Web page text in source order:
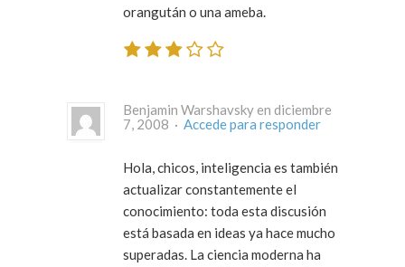
orangután o una ameba.
Benjamin Warshavsky en diciembre
7, 2008 · Accede para responder
Hola, chicos, inteligencia es también
actualizar constantemente el
conocimiento: toda esta discusión
está basada en ideas ya hace mucho
superadas. La ciencia moderna ha